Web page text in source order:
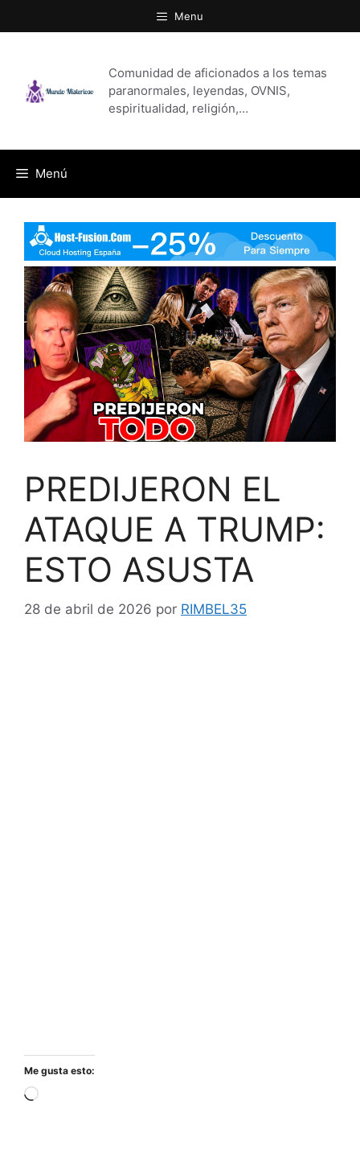
al
Menu
Comunidad de aficionados a los temas
paranormales, leyendas, OVNIS,
espiritualidad, religión,…
Menú
PREDIJERON EL
ATAQUE A TRUMP:
ESTO ASUSTA
28 de abril de 2026 por RIMBEL35
Me gusta esto:
Cargando...